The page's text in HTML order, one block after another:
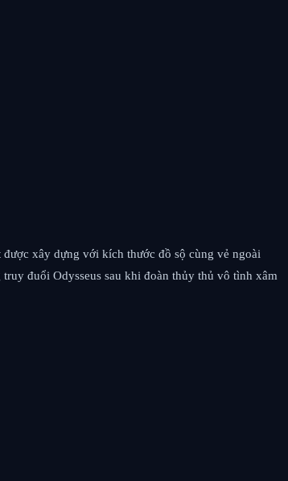
xây dựng với kích thước đồ sộ cùng vẻ ngoài
đuổi Odysseus sau khi đoàn thủy thủ vô tình xâm